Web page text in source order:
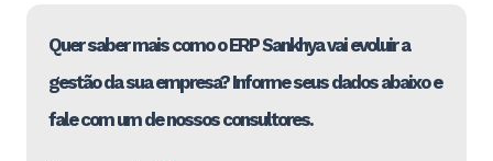
Quer saber mais como o ERP Sankhya vai evoluir a
gestão da sua empresa? Informe seus dados abaixo e
fale com um de nossos consultores.